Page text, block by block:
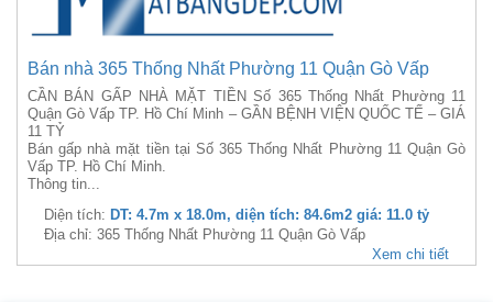
Bán nhà 365 Thống Nhất Phường 11 Quận Gò Vấp
CẦN BÁN GẤP NHÀ MẶT TIỀN Số 365 Thống Nhất Phường 11
Quận Gò Vấp TP. Hồ Chí Minh – GẦN BỆNH VIỆN QUỐC TẾ – GIÁ
11 TỶ
Bán gấp nhà mặt tiền tại Số 365 Thống Nhất Phường 11 Quận Gò
Vấp TP. Hồ Chí Minh.
Thông tin...
Diện tích: DT: 4.7m x 18.0m, diện tích: 84.6m2 giá: 11.0 tỷ
Địa chỉ: 365 Thống Nhất Phường 11 Quận Gò Vấp
Xem chi tiết